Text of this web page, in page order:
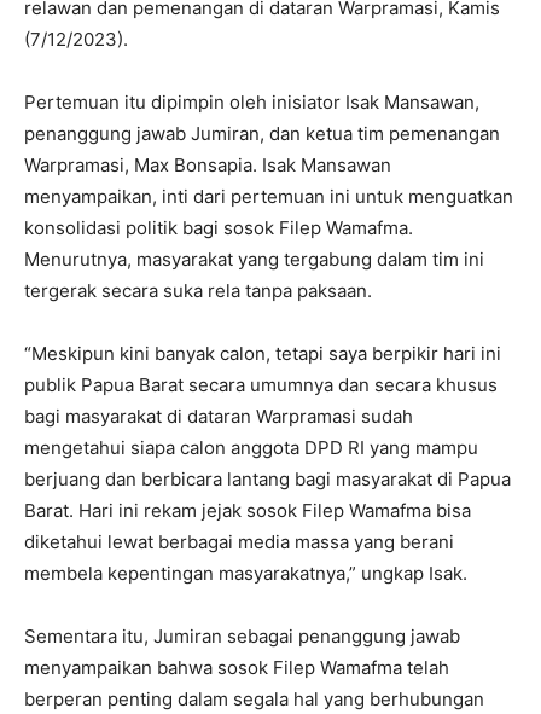
relawan dan pemenangan di dataran Warpramasi, Kamis
(7/12/2023).
Pertemuan itu dipimpin oleh inisiator Isak Mansawan,
penanggung jawab Jumiran, dan ketua tim pemenangan
Warpramasi, Max Bonsapia. Isak Mansawan
menyampaikan, inti dari pertemuan ini untuk menguatkan
konsolidasi politik bagi sosok Filep Wamafma.
Menurutnya, masyarakat yang tergabung dalam tim ini
tergerak secara suka rela tanpa paksaan.
“Meskipun kini banyak calon, tetapi saya berpikir hari ini
publik Papua Barat secara umumnya dan secara khusus
bagi masyarakat di dataran Warpramasi sudah
mengetahui siapa calon anggota DPD RI yang mampu
berjuang dan berbicara lantang bagi masyarakat di Papua
Barat. Hari ini rekam jejak sosok Filep Wamafma bisa
diketahui lewat berbagai media massa yang berani
membela kepentingan masyarakatnya,” ungkap Isak.
Sementara itu, Jumiran sebagai penanggung jawab
menyampaikan bahwa sosok Filep Wamafma telah
berperan penting dalam segala hal yang berhubungan